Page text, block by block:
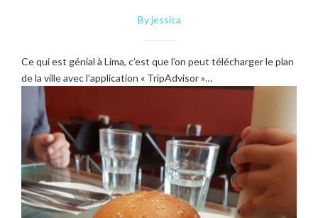
Byjessica
Ce qui est génial à Lima, c’est que l’on peut télécharger le plan
de la ville avec l’application « TripAdvisor »…